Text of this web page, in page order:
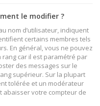
le modifier ?
nom d’utilisateur, indiquent
certains membres tels
En général, vous ne pouvez
rang car il est paramétré par
des messages sur le
supérieur. Sur la plupart
tolérée et un modérateur
abaisser votre compteur de